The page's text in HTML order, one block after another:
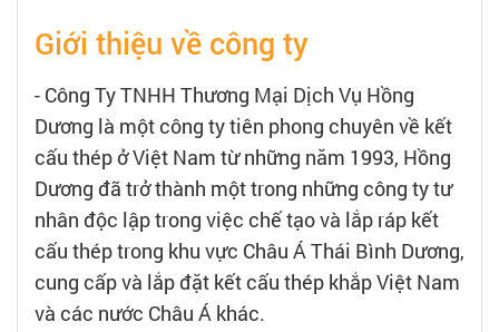
Giới thiệu về công ty
- Công Ty TNHH Thương Mại Dịch Vụ Hồng
Dương là một công ty tiên phong chuyên về kết
cấu thép ở Việt Nam từ những năm 1993, Hồng
Dương đã trở thành một trong những công ty tư
nhân độc lập trong việc chế tạo và lắp ráp kết
cấu thép trong khu vực Châu Á Thái Bình Dương,
cung cấp và lắp đặt kết cấu thép khắp Việt Nam
và các nước Châu Á khác.